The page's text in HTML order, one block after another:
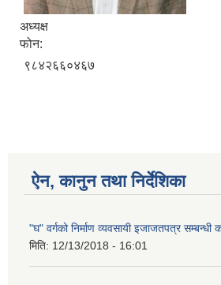
अध्यक्ष
फोन:
९८४२६६०४६७
ऐन, कानुन तथा निर्देशिका
"घ" वर्गको निर्माण व्यवसायी इजाजतपत्र सम्बन्धी
मिति: 12/13/2018 - 16:01